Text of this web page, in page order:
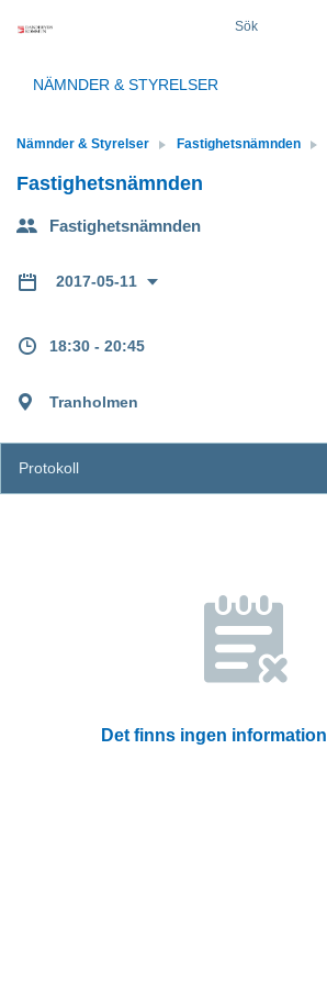
Sök
NÄMNDER & STYRELSER
Nämnder & Styrelser Fastighetsnämnden
Fastighetsnämnden
Fastighetsnämnden
2017-05-11
18:30 - 20:45
Tranholmen
Protokoll
Det finns ingen